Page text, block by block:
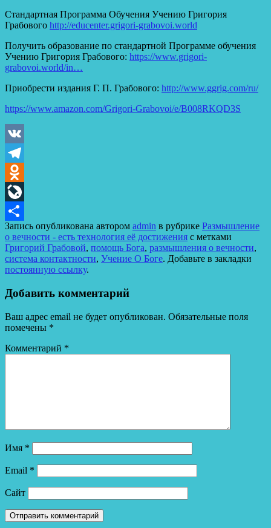
Стандартная Программа Обучения Учению Григория
Грабового http://educenter.grigori-grabovoi.world
Получить образование по стандартной Программе обучения
Учению Григория Грабового: https://www.grigori-
grabovoi.world/in…
Приобрести издания Г. П. Грабового: http://www.ggrig.com/ru/
https://www.amazon.com/Grigori-Grabovoi/e/B008RKQD3S
VK
Telegram
Odnoklassniki
LiveJournal
Отправить
Запись опубликована автором admin в рубрике Размышление
о вечности - есть технология её достижения с метками
Григорий Грабовой, помощь Бога, размышления о вечности,
система контактности, Учение О Боге. Добавьте в закладки
постоянную ссылку.
Добавить комментарий
Ваш адрес email не будет опубликован. Обязательные поля
помечены *
Комментарий *
Имя *
Email *
Сайт